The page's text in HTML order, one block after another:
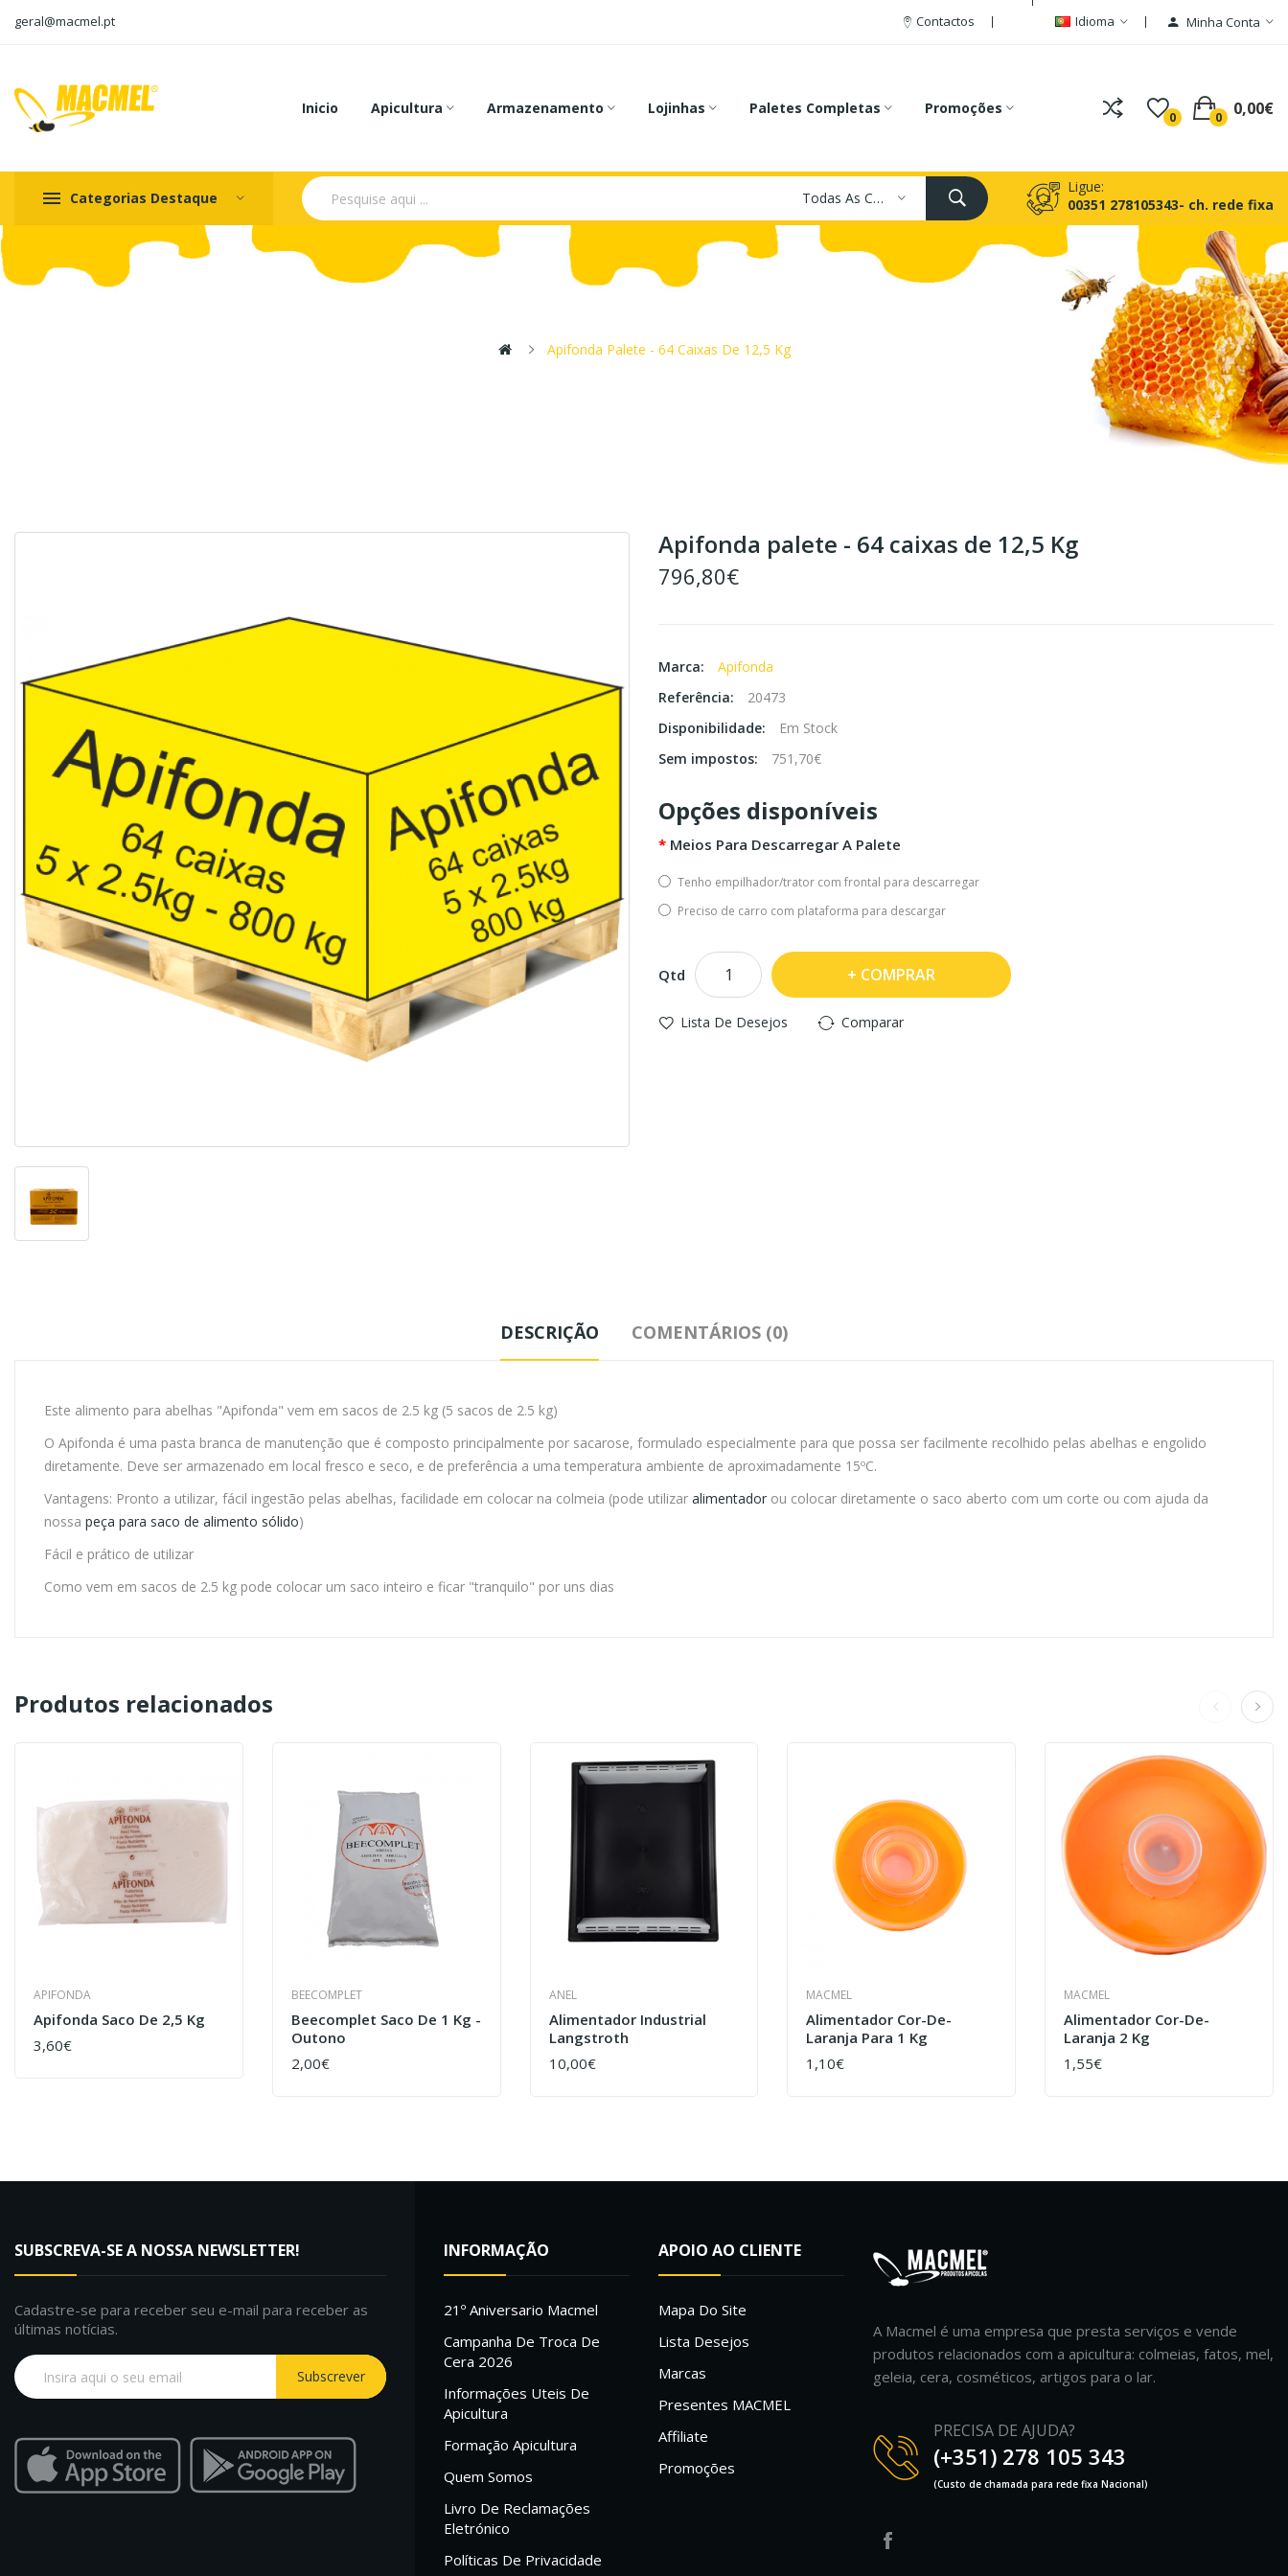
geral@macmel.pt Contactos Idioma Minha Conta
Inicio Apicultura Armazenamento Lojinhas Paletes Completas Promoções
0 0 0,00€
Categorias Destaque Todas As Categorias
Ligue:
00351 278105343- ch. rede fixa
Apifonda Palete - 64 Caixas De 12,5 Kg
Apifonda palete - 64 caixas de 12,5 Kg
796,80€
Marca:
Apifonda
Referência:
20473
Disponibilidade:
Em Stock
Sem impostos:
751,70€
Opções disponíveis
Meios Para Descarregar A Palete
Tenho empilhador/trator com frontal para descarregar
Preciso de carro com plataforma para descargar
Qtd COMPRAR
Lista De Desejos Comparar
DESCRIÇÃO COMENTÁRIOS (0)
Este alimento para abelhas "Apifonda" vem em sacos de 2.5 kg (5 sacos de 2.5 kg)
O Apifonda é uma pasta branca de manutenção que é composto principalmente por sacarose, formulado especialmente para que possa ser facilmente recolhido pelas abelhas e engolido
diretamente. Deve ser armazenado em local fresco e seco, e de preferência a uma temperatura ambiente de aproximadamente 15ºC.
Vantagens: Pronto a utilizar, fácil ingestão pelas abelhas, facilidade em colocar na colmeia (pode utilizar alimentador ou colocar diretamente o saco aberto com um corte ou com ajuda da
nossa peça para saco de alimento sólido)
Fácil e prático de utilizar
Como vem em sacos de 2.5 kg pode colocar um saco inteiro e ficar "tranquilo" por uns dias
Produtos relacionados
APIFONDA
Apifonda Saco De 2,5 Kg
3,60€
COMPRAR
BEECOMPLET
Beecomplet Saco De 1 Kg -
Outono
2,00€
COMPRAR
ANEL
Alimentador Industrial
Langstroth
10,00€
COMPRAR
MACMEL
Alimentador Cor-De-
Laranja Para 1 Kg
1,10€
COMPRAR
MACMEL
Alimentador Cor-De-
Laranja 2 Kg
1,55€
COMPRAR
SUBSCREVA-SE A NOSSA NEWSLETTER!
Cadastre-se para receber seu e-mail para receber as
últimas notícias.
Subscrever
INFORMAÇÃO
21º Aniversario Macmel
Campanha De Troca De
Cera 2026
Informações Uteis De
Apicultura
Formação Apicultura
Quem Somos
Livro De Reclamações
Eletrónico
Políticas De Privacidade
APOIO AO CLIENTE
Mapa Do Site
Lista Desejos
Marcas
Presentes MACMEL
Affiliate
Promoções
A Macmel é uma empresa que presta serviços e vende
produtos relacionados com a apicultura: colmeias, fatos, mel,
geleia, cera, cosméticos, artigos para o lar.
PRECISA DE AJUDA?
(+351) 278 105 343
(Custo de chamada para rede fixa Nacional)